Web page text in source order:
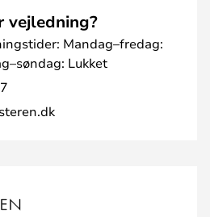
vejledning?
Mandag–fredag:
Lukket